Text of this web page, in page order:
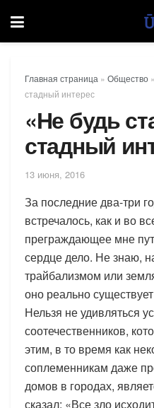
Главная страница » Общество »
стадный интерес
«Не будь
стадный
13 июня, 2016
За последние два-три
встречалось, как и во
преграждающее мне
сердце дело. Не знаю,
трайбализмом или
оно реально
Нельзя не удивляться
соотечественников,
этим, в то время как
соплеменникам даже
домов в городах,
сказал: «Все зло